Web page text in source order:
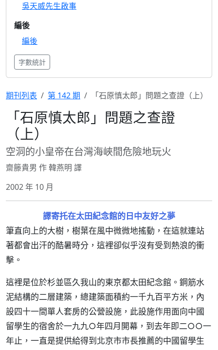
吳天威先生啟事
編後
編後
字數統計
期刊列表 第 142 期 「石原慎太郎」問題之查證（上）
「石原慎太郎」問題之查證
（上）
空洞的小皇帝在台灣海峽間危險地玩火
齋籐貴男 作 韓燕明 譯
2002 年 10 月
譯寄托在太田紀念館的日中友好之夢
筆直向上的大樹，樹葉在風中微微地搖動，在這就連站
著都會出汗的酷暑時分，這裡卻似乎沒有受到熱浪的衝
擊。
這裡是位於杉並區久我山的東京都太田紀念館。鋼筋水
泥結構的二層建築，總建築面積約一千九百平方米，內
設四十一間單人套房的公營設施，此設施作用面向中國
留學生的宿舍於一九九○年四月開幕，到去年即二○○一
年止，一直是提供給得到北京市市長推薦的中國留學生